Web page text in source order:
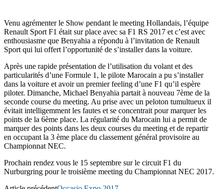
Venu agrémenter le Show pendant le meeting Hollandais, l’équipe
Renault Sport F1 était sur place avec sa F1 RS 2017 et c’est avec
enthousiasme que Benyahia a répondu à l’invitation de Renault
Sport qui lui offert l’opportunité de s’installer dans la voiture.
Après une rapide présentation de l’utilisation du volant et des
particularités d’une Formule 1, le pilote Marocain a pu s’installer
dans la voiture et avoir un premier feeling d’une F1 qu’il espère
piloter. Dimanche, Michael Benyahia partait à nouveau 7ème de la
seconde course du meeting. Au prise avec un peloton tumultueux il
évitait intelligemment les fautes et se concentrait pour marquer les
points de la 6ème place. La régularité du Marocain lui a permit de
marquer des points dans les deux courses du meeting et de repartir
en occupant la 3 ème place du classement général provisoire au
Championnat NEC.
Prochain rendez vous le 15 septembre sur le circuit F1 du
Nurburgring pour le troisième meeting du Championnat NEC 2017.